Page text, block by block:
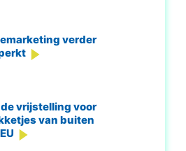
verder
vrijstelling voor
van buiten